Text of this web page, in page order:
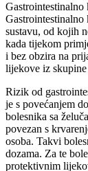
sustavu, od kojih
kada tijekom
i bez obzira na
lijekove iz
Rizik od
je s povećanjem
bolesnika sa
povezan s
osoba. Takvi
dozama. Za te
protektivnim